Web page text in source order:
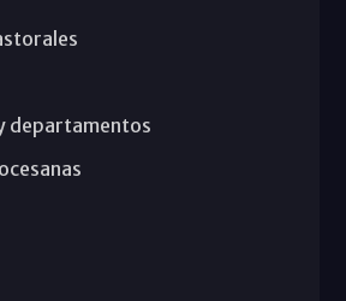
departamentos